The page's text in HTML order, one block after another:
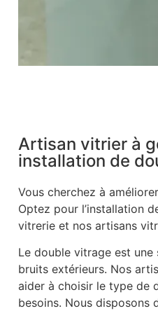
Artisan vitrier à
installation de
Vous cherchez à
Optez pour l’installation
vitrerie et nos artisans
Le double vitrage est
bruits extérieurs. Nos
aider à choisir le type de
besoins. Nous disposons